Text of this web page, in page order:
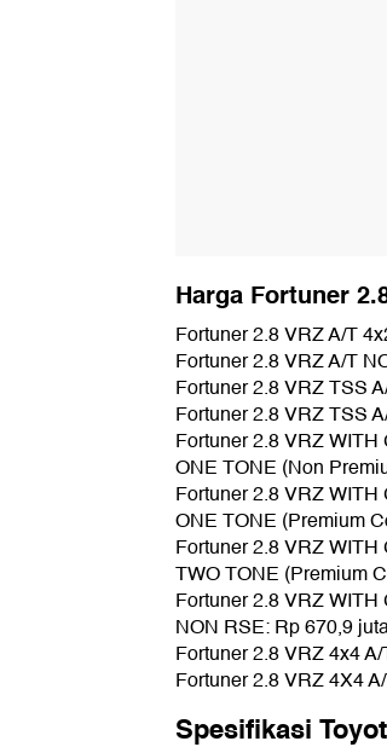
Harga Fortuner
Fortuner 2.8 VRZ A/T
Fortuner 2.8 VRZ A/T
Fortuner 2.8 VRZ TSS
Fortuner 2.8 VRZ TSS
Fortuner 2.8 VRZ
ONE TONE (Non
Fortuner 2.8 VRZ
ONE TONE (Premium
Fortuner 2.8 VRZ
TWO TONE (Premium
Fortuner 2.8 VRZ
NON RSE: Rp 670,9
Fortuner 2.8 VRZ 4x4
Fortuner 2.8 VRZ 4X4
Spesifikasi